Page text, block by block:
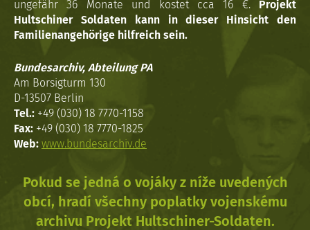
ungefähr 36 Monate und kostet cca 16 €. Projekt
Hultschiner Soldaten kann in dieser Hinsicht den
Familienangehörige hilfreich sein.
Bundesarchiv, Abteilung PA
Am Borsigturm 130
D-13507 Berlin
Tel.: +49 (030) 18 7770-1158
Fax: +49 (030) 18 7770-1825
Web: www.bundesarchiv.de
Pokud se jedná o vojáky z níže uvedených
obcí, hradí všechny poplatky vojenskému
archivu Projekt Hultschiner-Soldaten.